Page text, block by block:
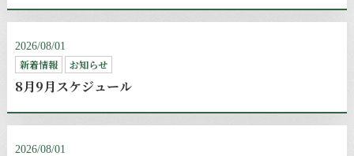
2026/08/01
新着情報 お知らせ
8月9月スケジュール
2026/08/01